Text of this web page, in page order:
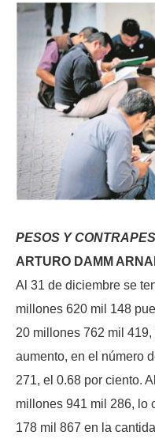
PESOS Y
ARTURO DAMM
Al 31 de diciembre se
millones 620 mil 148
20 millones 762 mil
aumento, en el número
271, el 0.68 por ciento.
millones 941 mil 286, lo
178 mil 867 en la